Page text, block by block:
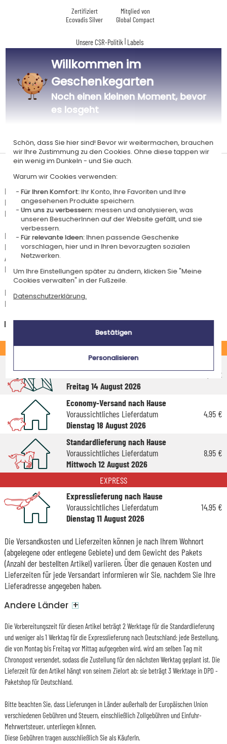
Zertifiziert
Ecovadis Silver
Mitglied von
Global Compact
Unsere CSR-Politik | Labels
Dieses Geschenk ist
in Frankreich
Dieser Artikel wird in unserem Atelier in Toulouse personalisiert.
Er ist für das Angebot "Versandkostenfrei ab 85 € Warenwert" mit der
Hermes-Standardlieferung berechtigt.
Für jede Bestellung unter 85 € gelten die unten aufgeführten
Lieferkosten für den Kauf dieses Artikels.
Artikel, die in unserem Atelier personalisiert werden (etwa 95% unserer
Produkte), sind mit dem Logo
gekennzeichnet.
Das Voraussichtliche Lieferdatum ist nur bei einer Zahlung per PayPal,
Kreditkarte oder Sofortüberweisung gültig.
Deutschland
STANDARD
Economy-Versand an einen Paketshop
Freitag 14 August 2026
4,95 €
Economy-Versand nach Hause
Voraussichtliches Lieferdatum
Dienstag 18 August 2026
4,95 €
Standardlieferung nach Hause
Voraussichtliches Lieferdatum
Mittwoch 12 August 2026
8,95 €
EXPRESS
Expresslieferung nach Hause
Voraussichtliches Lieferdatum
Dienstag 11 August 2026
14,95 €
Die Versandkosten und Lieferzeiten können je nach Ihrem Wohnort
(abgelegene oder entlegene Gebiete) und dem Gewicht des Pakets
(Anzahl der bestellten Artikel) variieren. Über die genauen Kosten und
Lieferzeiten für jede Versandart informieren wir Sie, nachdem Sie Ihre
Lieferadresse angegeben haben.
Andere Länder +
Die Vorbereitungszeit für diesen Artikel beträgt 2 Werktage für die Standardlieferung
und weniger als 1 Werktag für die Expresslieferung nach Deutschland: jede Bestellung,
die von Montag bis Freitag vor Mittag aufgegeben wird, wird am selben Tag mit
Chronopost versendet, sodass die Zustellung für den nächsten Werktag geplant ist. Die
Lieferzeit für den Artikel hängt von seinem Zielort ab: sie beträgt 3 Werktage in DPD -
Paketshop für Deutschland.
Bitte beachten Sie, dass Lieferungen in Länder außerhalb der Europäischen Union
verschiedenen Gebühren und Steuern, einschließlich Zollgebühren und Einfuhr-
Mehrwertsteuer, unterliegen können.
Diese Gebühren tragen ausschließlich Sie als KäuferIn.
Willkommen im
Geschenkegarten
Noch einen kleinen Moment, bevor
es losgeht
Schön, dass Sie hier sind! Bevor wir weitermachen, brauchen
wir Ihre Zustimmung zu den Cookies. Ohne diese tappen wir
ein wenig im Dunkeln - und Sie auch.
Warum wir Cookies verwenden:
Für Ihren Komfort:Ihr Konto, Ihre Favoriten und Ihre
angesehenen Produkte speichern.
Um uns zu verbessern:messen und analysieren, was
unseren BesucherInnen auf der Website gefällt, und sie
verbessern.
Für relevante Ideen:Ihnen passende Geschenke
vorschlagen, hier und in Ihren bevorzugten sozialen
Netzwerken.
Um Ihre Einstellungen später zu ändern, klicken Sie "Meine
Cookies verwalten" in der Fußzeile.
Datenschutzerklärung.
Bestätigen
Personalisieren